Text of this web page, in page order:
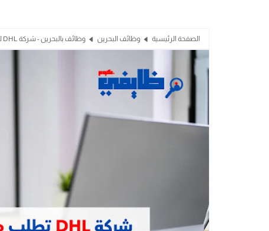
الصفحة الرئيسية وظائف البحرين وظائف بالبحرين - شركة DHL للشحن تطلب محاسبين خبره